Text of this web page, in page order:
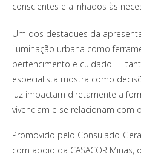
conscientes e alinhados às
Um dos destaques da
iluminação urbana como
pertencimento e cuidado —
especialista mostra como
luz impactam diretamente a
vivenciam e se relacionam com
Promovido pelo Consulado-
com apoio da CASACOR Minas,